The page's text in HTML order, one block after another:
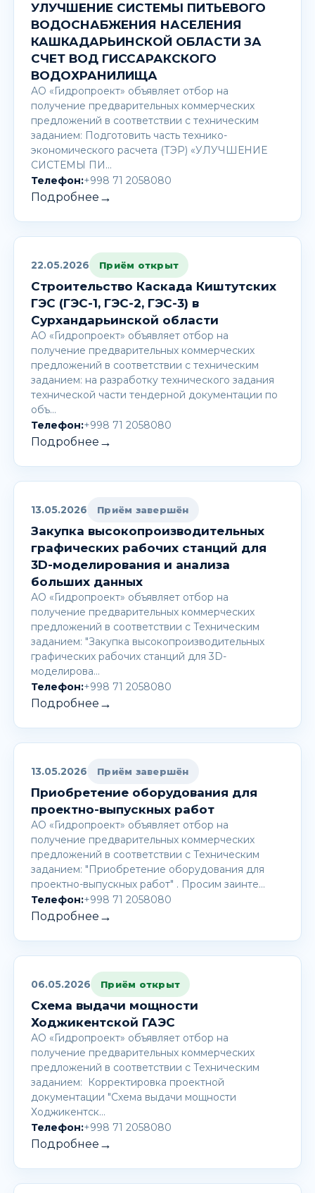
УЛУЧШЕНИЕ СИСТЕМЫ ПИТЬЕВОГО
ВОДОСНАБЖЕНИЯ НАСЕЛЕНИЯ
КАШКАДАРЬИНСКОЙ ОБЛАСТИ ЗА
СЧЕТ ВОД ГИССАРАКСКОГО
ВОДОХРАНИЛИЩА
АО «Гидропроект» объявляет отбор на
получение предварительных коммерческих
предложений в соответствии с техническим
заданием: Подготовить часть технико-
экономического расчета (ТЭР) «УЛУЧШЕНИЕ
СИСТЕМЫ ПИ…
Телефон:+998 71 2058080
Подробнее →
22.05.2026 Приём открыт
Строительство Каскада Киштутских
ГЭС (ГЭС-1, ГЭС-2, ГЭС-3) в
Сурхандарьинской области
АО «Гидропроект» объявляет отбор на
получение предварительных коммерческих
предложений в соответствии с техническим
заданием: на разработку технического задания
технической части тендерной документации по
объ…
Телефон:+998 71 2058080
Подробнее →
13.05.2026 Приём завершён
Закупка высокопроизводительных
графических рабочих станций для
3D-моделирования и анализа
больших данных
АО «Гидропроект» объявляет отбор на
получение предварительных коммерческих
предложений в соответствии с Техническим
заданием: "Закупка высокопроизводительных
графических рабочих станций для 3D-
моделирова…
Телефон:+998 71 2058080
Подробнее →
13.05.2026 Приём завершён
Приобретение оборудования для
проектно-выпускных работ
АО «Гидропроект» объявляет отбор на
получение предварительных коммерческих
предложений в соответствии с Техническим
заданием: "Приобретение оборудования для
проектно-выпускных работ" . Просим заинте…
Телефон:+998 71 2058080
Подробнее →
06.05.2026 Приём открыт
Схема выдачи мощности
Ходжикентской ГАЭС
АО «Гидропроект» объявляет отбор на
получение предварительных коммерческих
предложений в соответствии с Техническим
заданием: Корректировка проектной
документации "Схема выдачи мощности
Ходжикентск…
Телефон:+998 71 2058080
Подробнее →